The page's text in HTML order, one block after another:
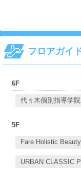
フロアガイ
6F
代々木個別指導学
5F
Fare Holistic Beauty
URBAN CLASSIC